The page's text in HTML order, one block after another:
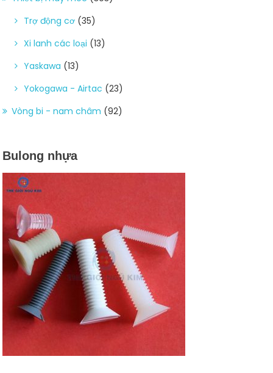
Trợ động cơ (35)
Xi lanh các loại (13)
Yaskawa (13)
Yokogawa - Airtac (23)
Vòng bi - nam châm (92)
Bulong nhựa